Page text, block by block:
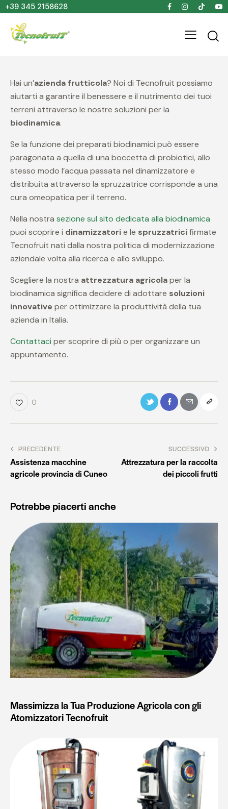
+39 345 2158628
Hai un’azienda frutticola? Noi di Tecnofruit possiamo
aiutarti a garantire il benessere e il nutrimento dei tuoi
terreni attraverso le nostre soluzioni per la
biodinamica.
Se la funzione dei preparati biodinamici può essere
paragonata a quella di una boccetta di probiotici, allo
stesso modo l’acqua passata nel dinamizzatore e
distribuita attraverso la spruzzatrice corrisponde a una
cura omeopatica per il terreno.
Nella nostra sezione sul sito dedicata alla biodinamica
puoi scoprire i dinamizzatorie le spruzzatricifirmate
Tecnofruit nati dalla nostra politica di modernizzazione
aziendale volta alla ricerca e allo sviluppo.
Scegliere la nostra attrezzatura agricolaper la
biodinamica significa decidere di adottare soluzioni
innovative per ottimizzare la produttività della tua
azienda in Italia.
Contattaci per scoprire di più o per organizzare un
appuntamento.
0
PRECEDENTE
Assistenza macchine
agricole provincia di Cuneo
SUCCESSIVO
Attrezzatura per la raccolta
dei piccoli frutti
Potrebbe piacerti anche
Massimizza la Tua Produzione Agricola con gli
Atomizzatori Tecnofruit